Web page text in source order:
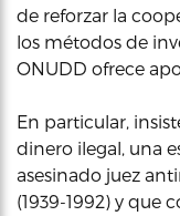
de reforzar la
los métodos de
ONUDD ofrece
En particular,
dinero ilegal, una
asesinado juez
(1939-1992) y que